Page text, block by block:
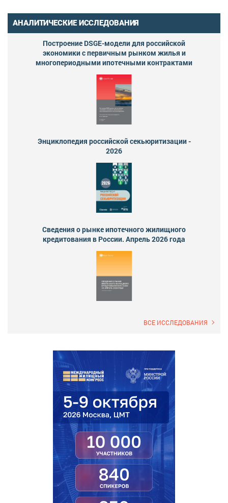
АНАЛИТИЧЕСКИЕ ИССЛЕДОВАНИЯ
Построение DSGE-модели для российской
экономики с первичным рынком жилья и
многопериодными ипотечными контрактами
Энциклопедия российской секьюритизации -
2026
Сведения о рынке ипотечного жилищного
кредитования в России. Апрель 2026 года
ВСЕ ИССЛЕДОВАНИЯ